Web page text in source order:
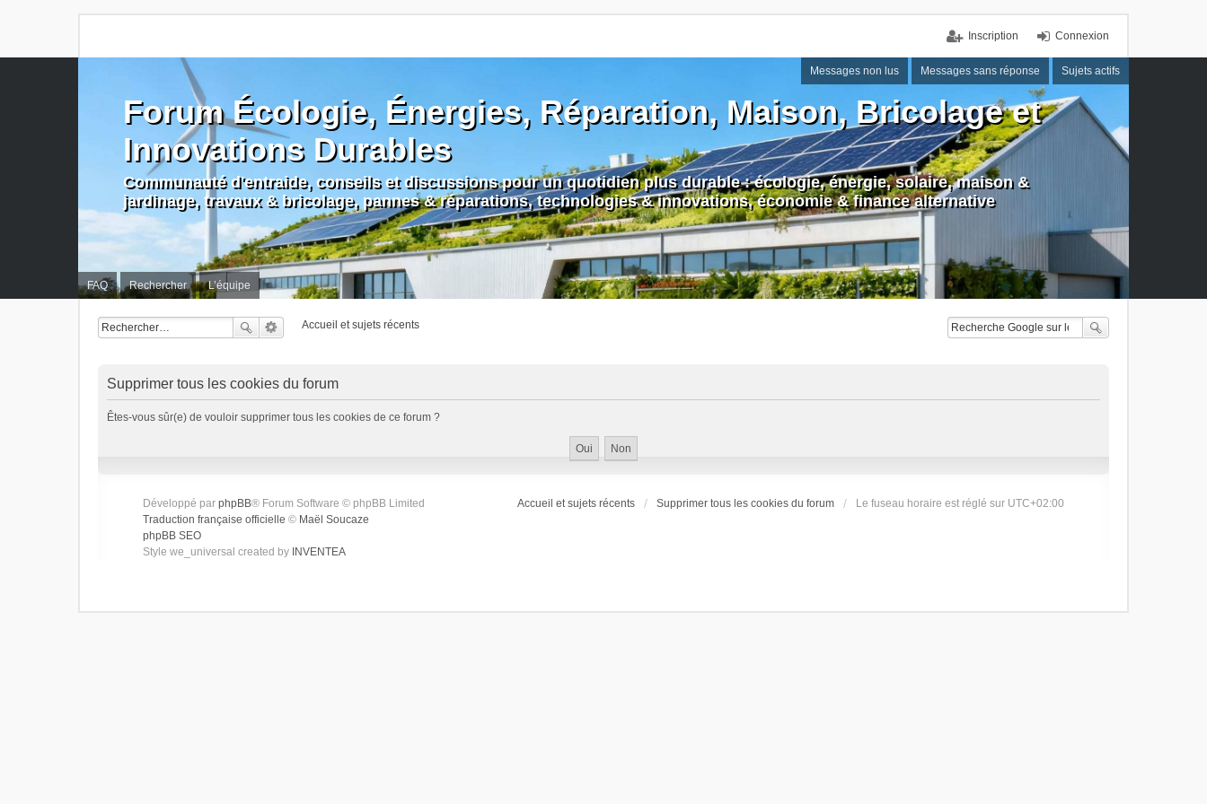
Connexion
Inscription
Messages non lus Messages sans réponse Sujets actifs
FAQ Rechercher L’équipe
Forum Écologie, Énergies, Réparation, Maison, Bricolage et
Innovations Durables
Communauté d'entraide, conseils et discussions pour un quotidien plus durable : écologie, énergie, solaire, maison &
jardinage, travaux & bricolage, pannes & réparations, technologies & innovations, économie & finance alternative
Accueil et sujets récents
Supprimer tous les cookies du forum
Êtes-vous sûr(e) de vouloir supprimer tous les cookies de ce forum ?
Accueil et sujets récents Supprimer tous les cookies du forum Le fuseau horaire est réglé sur UTC+02:00
Développé parphpBB® Forum Software © phpBB Limited
Traduction française officielle © Maël Soucaze
phpBB SEO
Style we_universal created by INVENTEA